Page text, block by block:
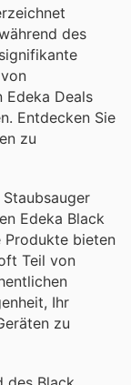
des
Edeka Deals
Entdecken Sie
zu
Staubsauger
Edeka Black
Produkte bieten
Teil von
Ihr
zu